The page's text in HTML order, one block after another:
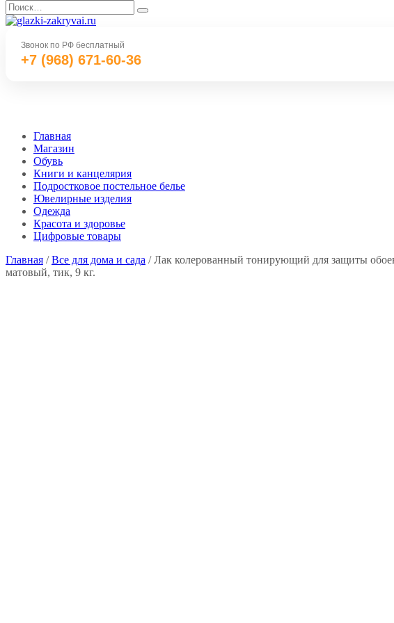
Перейти
к
содержанию
Search
for:
Звонок по РФ бесплатный
+7 (968) 671-60-36
Главная
Магазин
Обувь
Книги и канцелярия
Подростковое постельное белье
Ювелирные изделия
Одежда
Красота и здоровье
Цифровые товары
Главная /Все для дома и сада / Лак колерованный тонирующий для защиты
матовый, тик, 9 кг.